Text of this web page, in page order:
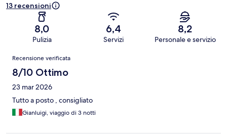
13 recensioni
8,0
Pulizia
6,4
Servizi
8,2
Personale e servizio
Recensioni
Recensione verificata
8/10 Ottimo
23 mar 2026
Tutto a posto , consigliato
Gianluigi, viaggio di 3 notti